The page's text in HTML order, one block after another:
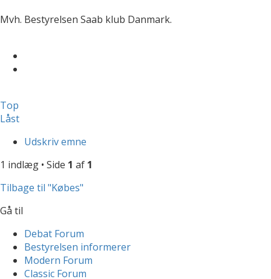
Mvh. Bestyrelsen Saab klub Danmark.
Top
Låst
Udskriv emne
1 indlæg • Side 1 af 1
Tilbage til "Købes"
Gå til
Debat Forum
Bestyrelsen informerer
Modern Forum
Classic Forum